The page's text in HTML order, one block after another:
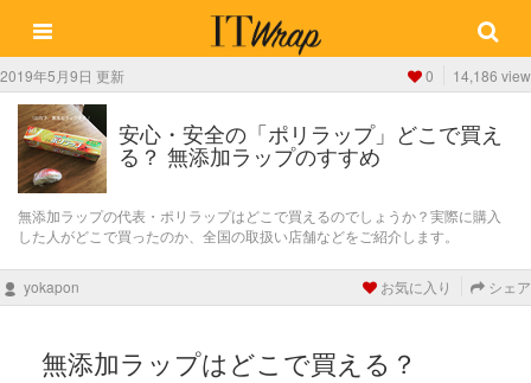
2019年5月9日 更新 0 14,186 view
安心・安全の「ポリラップ」どこで買え
る？ 無添加ラップのすすめ
無添加ラップの代表・ポリラップはどこで買えるのでしょうか？実際に購入
した人がどこで買ったのか、全国の取扱い店舗などをご紹介します。
yokapon お気に入り シェア
無添加ラップはどこで買える？